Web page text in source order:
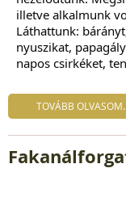
illetve alkalmunk
Láthattunk:
nyuszikat,
napos csirkéket,
TOVÁBB OLVASOM..